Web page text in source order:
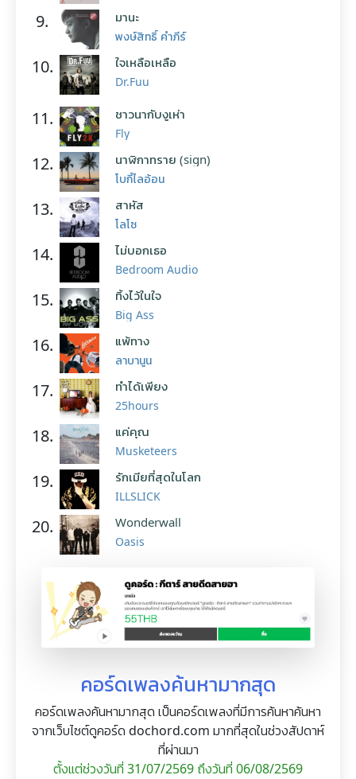
9. มานะ
พงษ์สิทธิ์ คำภีร์
10. ใจเหลือเหลือ
Dr.Fuu
11. ชาวนากับงูเห่า
Fly
12. นาฬิกาทราย (sign)
โบกี้ไลอ้อน
13. สาหัส
โลโซ
14. ไม่บอกเธอ
Bedroom Audio
15. ทิ้งไว้ในใจ
Big Ass
16. แพ้ทาง
ลาบานูน
17. ทำได้เพียง
25hours
18. แค่คุณ
Musketeers
19. รักเมียที่สุดในโลก
ILLSLICK
20. Wonderwall
Oasis
คอร์ดเพลงค้นหามากสุด
คอร์ดเพลงค้นหามากสุด เป็นคอร์ดเพลงที่มีการค้นหาค้นหา
จากเว็บไซต์ดูคอร์ด dochord.com มากที่สุดในช่วงสัปดาห์
ที่ผ่านมา
ตั้งแต่ช่วงวันที่ 31/07/2569 ถึงวันที่ 06/08/2569